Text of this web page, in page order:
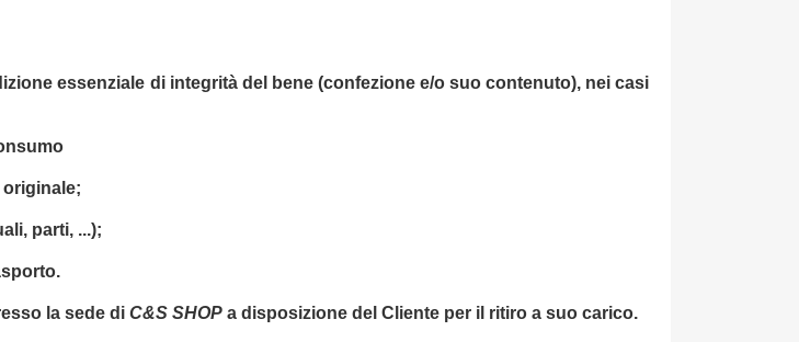
essenziale di integrità del bene (confezione e/o suo contenuto), nei casi
originale;
parti, ...);
la sede di C&S SHOP a disposizione del Cliente per il ritiro a suo carico.